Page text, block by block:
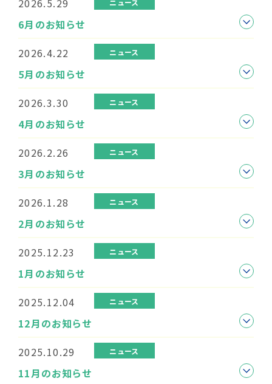
2026.5.29
ニュース
6月のお知らせ
2026.4.22
ニュース
5月のお知らせ
2026.3.30
ニュース
4月のお知らせ
2026.2.26
ニュース
3月のお知らせ
2026.1.28
ニュース
2月のお知らせ
2025.12.23
ニュース
1月のお知らせ
2025.12.04
ニュース
12月のお知らせ
2025.10.29
ニュース
11月のお知らせ